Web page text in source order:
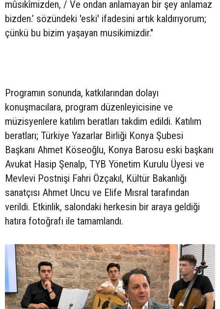
mûsıkîmizden, / Ve ondan anlamayan bir şey anlamaz
bizden.’ sözündeki 'eski' ifadesini artık kaldırıyorum;
çünkü bu bizim yaşayan musikimizdir."
Programın sonunda, katkılarından dolayı
konuşmacılara, program düzenleyicisine ve
müzisyenlere katılım beratları takdim edildi. Katılım
beratları; Türkiye Yazarlar Birliği Konya Şubesi
Başkanı Ahmet Köseoğlu, Konya Barosu eski başkanı
Avukat Hasip Şenalp, TYB Yönetim Kurulu Üyesi ve
Mevlevi Postnişi Fahri Özçakıl, Kültür Bakanlığı
sanatçısı Ahmet Uncu ve Elife Mısral tarafından
verildi. Etkinlik, salondaki herkesin bir araya geldiği
hatıra fotoğrafı ile tamamlandı.